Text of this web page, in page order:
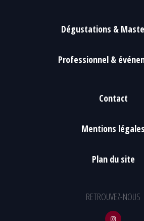
Dégustations &
Professionnel &
Contact
Mentions légales
Plan du site
RETROUVEZ-NOUS